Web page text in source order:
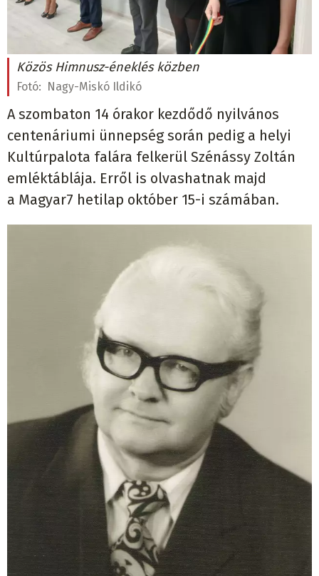
Közös Himnusz-éneklés közben
Fotó: Nagy-Miskó Ildikó
A szombaton 14 órakor kezdődő nyilvános
centenáriumi ünnepség során pedig a helyi
Kultúrpalota falára felkerül Szénássy Zoltán
emléktáblája. Erről is olvashatnak majd
a Magyar7 hetilap október 15-i számában.